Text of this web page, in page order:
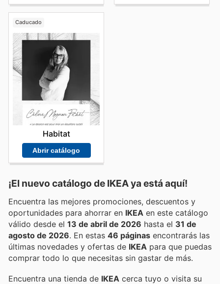
Caducado
Habitat
Abrir catálogo
¡El nuevo catálogo de IKEAya está aquí!
Encuentra las mejores promociones, descuentos y
oportunidades para ahorrar en IKEA en este catálogo
válido desde el 13 de abril de 2026 hasta el 31 de
agosto de 2026 . En estas 46 páginas encontrarás las
últimas novedades y ofertas de IKEA para que puedas
comprar todo lo que necesitas sin gastar de más.
Encuentra una tienda de IKEA cerca tuyo o visita su